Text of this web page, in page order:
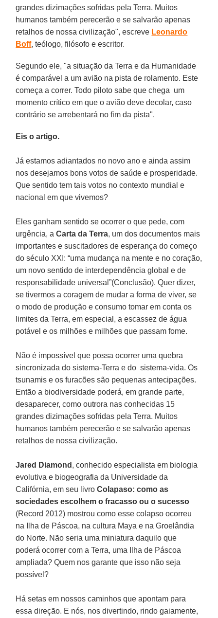
grandes dizimações sofridas pela Terra. Muitos
humanos também perecerão e se salvarão apenas
retalhos de nossa civilização", escreve Leonardo
Boff, teólogo, filósofo e escritor.
Segundo ele, "a situação da Terra e da Humanidade
é comparável a um avião na pista de rolamento. Este
começa a correr. Todo piloto sabe que chega um
momento crítico em que o avião deve decolar, caso
contrário se arrebentará no fim da pista".
Eis o artigo.
Já estamos adiantados no novo ano e ainda assim
nos desejamos bons votos de saúde e prosperidade.
Que sentido tem tais votos no contexto mundial e
nacional em que vivemos?
Eles ganham sentido se ocorrer o que pede, com
urgência, aCarta da Terra, um dos documentos mais
importantes e suscitadores de esperança do começo
do século XXI: “uma mudança na mente e no coração,
um novo sentido de interdependência global e de
responsabilidade universal”(Conclusão). Quer dizer,
se tivermos a coragem de mudar a forma de viver, se
o modo de produção e consumo tomar em conta os
limites da Terra, em especial, a escassez de água
potável e os milhões e milhões que passam fome.
Não é impossível que possa ocorrer uma quebra
sincronizada do sistema-Terra e do sistema-vida. Os
tsunamis e os furacões são pequenas antecipações.
Então a biodiversidade poderá, em grande parte,
desaparecer, como outrora nas conhecidas 15
grandes dizimações sofridas pela Terra. Muitos
humanos também perecerão e se salvarão apenas
retalhos de nossa civilização.
Jared Diamond , conhecido especialista em biologia
evolutiva e biogeografia da Universidade da
Califórnia, em seu livroColapaso: como as
sociedades escolhem o fracasso ou o sucesso
(Record 2012) mostrou como esse colapso ocorreu
na Ilha de Páscoa, na cultura Maya e na Groelândia
do Norte. Não seria uma miniatura daquilo que
poderá ocorrer com a Terra, uma Ilha de Páscoa
ampliada? Quem nos garante que isso não seja
possível?
Há setas em nossos caminhos que apontam para
essa direção. E nós, nos divertindo, rindo gaiamente,